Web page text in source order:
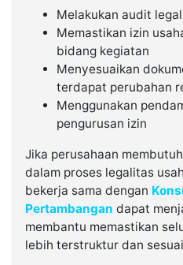
Melakukan audit
Memastikan izin
bidang kegiatan
Menyesuaikan
terdapat perubahan
Menggunakan
pengurusan izin
Jika perusahaan
dalam proses legalitas
bekerja sama dengan
Pertambangan dapat
membantu memastikan
lebih terstruktur dan